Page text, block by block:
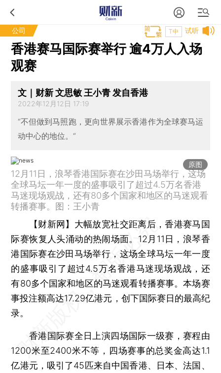
公司 试听
T中
香港赛马国际赛举行 逾4万人入场
观赛
文｜财新 文思敏 王小青 发自香港
2022年12月12日 17:19
“不但做到马照跑，更向世界展示香港作为全球赛马运
动中心的地位。“
原图
12月11日，浪琴香港国际赛在沙田马场举行，这场
全球马坛一年一度的盛事吸引了超过4.5万名香港
马迷现场观战，还有80多个国家和地区的马迷观看
转播赛事。图：王小青
【财新网】 大幅放宽社交距离后，香港赛马国
际赛恢复人头涌动的热闹场面。12月11日，浪琴香
港国际赛在沙田马场举行，这场全球马坛一年一度
的盛事吸引了超过4.5万名香港马迷现场观战，还
有80多个国家和地区的马迷观看转播赛事。本场赛
事投注额高达17.29亿港元，创下国际赛日的最高纪
录。
香港国际赛全日上演四场国际一级赛，赛程由
1200米至2400米不等，四场赛事的总奖金高达1.1
亿港元，吸引了45匹来自中国香港、日本、法国、